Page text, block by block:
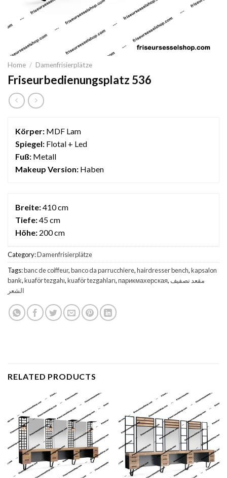
Home / Damenfrisierplätze
Friseurbedienungsplatz 536
Körper: MDF Lam
Spiegel: Flotal + Led
Fuß: Metall
Makeup Version: Haben
Breite:410 cm
Tiefe:45 cm
Höhe: 200 cm
Category:Damenfrisierplätze
Tags:banc de coiffeur,banco da parrucchiere,hairdresser bench,kapsalon
bank,kuaför tezgahı,kuaför tezgahları, парикмахерская, مقعد تصفيف
الشعر
RELATED PRODUCTS